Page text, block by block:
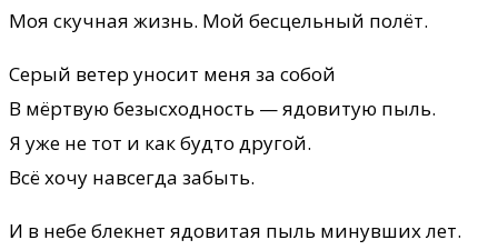
Моя скучная жизнь. Мой бесцельный полёт.
Серый ветер уносит меня за собой
В мёртвую безысходность — ядовитую пыль.
Я уже не тот и как будто другой.
Всё хочу навсегда забыть.
И в небе блекнет ядовитая пыль минувших лет.